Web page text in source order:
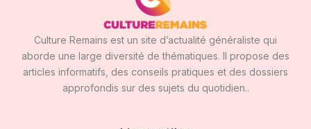
Culture Remains est un site d’actualité généraliste qui
aborde une large diversité de thématiques. Il propose des
articles informatifs, des conseils pratiques et des dossiers
approfondis sur des sujets du quotidien..